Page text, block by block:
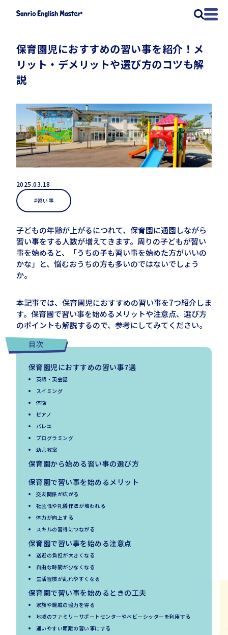
保育園児におすすめの習い事を紹介！メ
リット・デメリットや選び方のコツも解
説
2025.03.18
#習い事
子どもの年齢が上がるにつれて、保育園に通園しながら
習い事をする人数が増えてきます。周りの子どもが習い
事を始めると、「うちの子も習い事を始めた方がいいの
かな」と、悩むおうちの方も多いのではないでしょう
か。
本記事では、保育園児におすすめの習い事を7つ紹介しま
す。保育園で習い事を始めるメリットや注意点、選び方
のポイントも解説するので、参考にしてみてください。
目次
保育園児におすすめの習い事7選
英語・英会話
スイミング
体操
ピアノ
バレエ
プログラミング
幼児教室
保育園から始める習い事の選び方
保育園で習い事を始めるメリット
交友関係が広がる
社会性や礼儀作法が培われる
体力が向上する
スキルの習得につながる
保育園で習い事を始める注意点
送迎の負担が大きくなる
自由な時間が少なくなる
生活習慣が乱れやすくなる
保育園で習い事を始めるときの工夫
家族や親戚の協力を得る
地域のファミリーサポートセンターやベビーシッターを利用する
通いやすい距離の習い事にする